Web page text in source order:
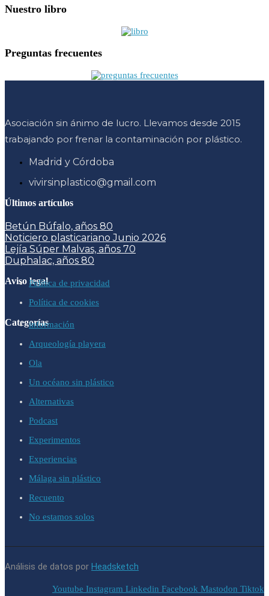
Nuestro libro
Preguntas frecuentes
Asociación sin ánimo de lucro. Llevamos desde 2015
trabajando por frenar la contaminación por plástico.
Madrid y Córdoba
vivirsinplastico@gmail.com
Últimos artículos
Betún Búfalo, años 80
Noticiero plasticariano Junio 2026
Lejía Súper Malvas, años 70
Duphalac, años 80
Aviso legalPolítica de privacidad
Política de cookies
Categoríasinformación
Arqueología playera
Ola
Un océano sin plástico
Alternativas
Podcast
Experimentos
Experiencias
Málaga sin plástico
Recuento
No estamos solos
Análisis de datos por Headsketch
Youtube Instagram Linkedin Facebook Mastodon Tiktok